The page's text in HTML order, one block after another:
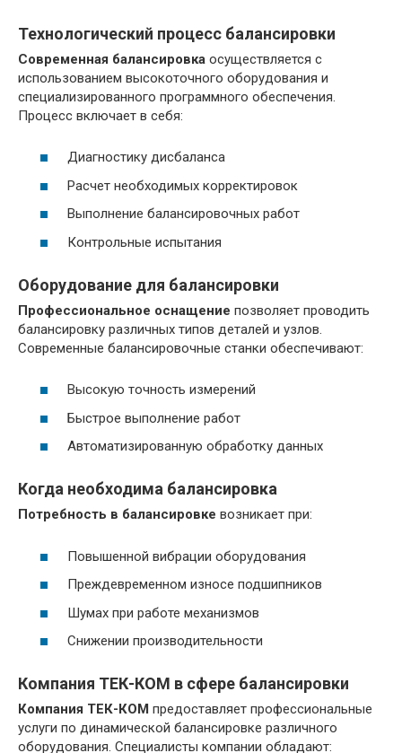
Технологический процесс балансировки
Современная балансировка осуществляется с
использованием высокоточного оборудования и
специализированного программного обеспечения.
Процесс включает в себя:
Диагностику дисбаланса
Расчет необходимых корректировок
Выполнение балансировочных работ
Контрольные испытания
Оборудование для балансировки
Профессиональное оснащение позволяет проводить
балансировку различных типов деталей и узлов.
Современные балансировочные станки обеспечивают:
Высокую точность измерений
Быстрое выполнение работ
Автоматизированную обработку данных
Когда необходима балансировка
Потребность в балансировке возникает при:
Повышенной вибрации оборудования
Преждевременном износе подшипников
Шумах при работе механизмов
Снижении производительности
Компания ТЕК-КОМ в сфере балансировки
Компания ТЕК-КОМ предоставляет профессиональные
услуги по динамической балансировке различного
оборудования. Специалисты компании обладают: